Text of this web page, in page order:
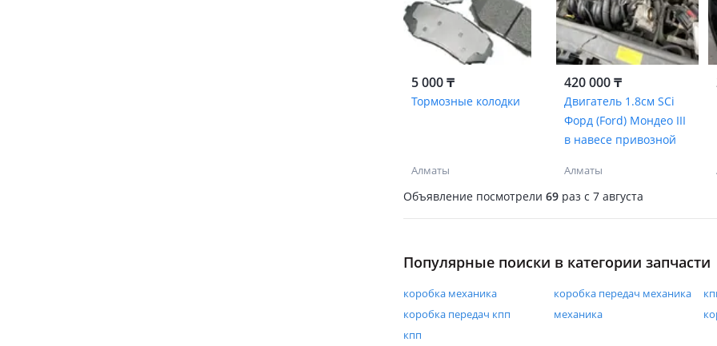
5 000 ₸
Тормозные колодки
Алматы
420 000 ₸
Двигатель 1.8см SCi
Форд (Ford) Мондео III
в навесе привозной
Алматы
Объявление посмотрели 69 раз c 7 августа
Популярные поиски в категории запчасти
коробка механика коробка передач механика
коробка передач кпп
механика
кпп